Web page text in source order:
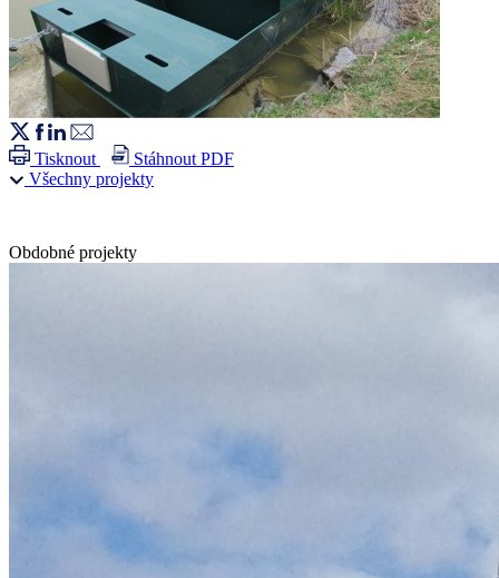
Tisknout
Stáhnout PDF
Všechny projekty
Obdobné projekty